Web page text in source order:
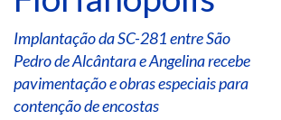
Implantação da SC-281 entre São
Pedro de Alcântara e Angelina recebe
pavimentação e obras especiais para
contenção de encostas